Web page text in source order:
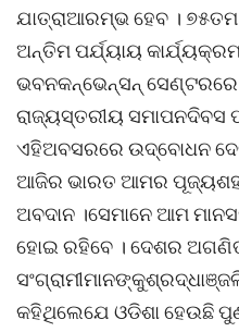
ଯାତ୍ରାଆରମ୍ଭ ହେବ । ୭୫ତମ
ଅନ୍ତିମ ପର୍ଯ୍ୟାୟ
ଭବନକନ୍ଭେନ୍ସନ୍ ସେଣ୍ଟରରେ
ରାଜ୍ୟସ୍ତରୀୟ ସମାପନଦିବସ
ଏହିଅବସରରେ ଉଦ୍ବୋଧନ
ଆଜିର ଭାରତ ଆମର
ଅବଦାନ ।ସେମାନେ ଆମ
ହୋଇ ରହିବେ । ଦେଶର
କହିଥିଲେଯେ ଓଡିଶା ହେଉଛି